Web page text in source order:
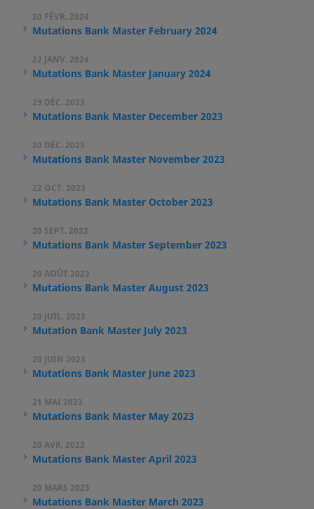
20 FÉVR. 2024
Mutations Bank Master February 2024
22 JANV. 2024
Mutations Bank Master January 2024
29 DÉC. 2023
Mutations Bank Master December 2023
20 DÉC. 2023
Mutations Bank Master November 2023
22 OCT. 2023
Mutations Bank Master October 2023
20 SEPT. 2023
Mutations Bank Master September 2023
20 AOÛT 2023
Mutations Bank Master August 2023
20 JUIL. 2023
Mutation Bank Master July 2023
20 JUIN 2023
Mutations Bank Master June 2023
21 MAI 2023
Mutations Bank Master May 2023
20 AVR. 2023
Mutations Bank Master April 2023
20 MARS 2023
Mutations Bank Master March 2023